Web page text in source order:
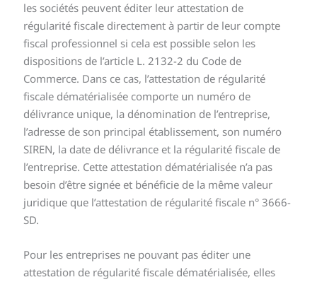
les sociétés peuvent éditer leur attestation de
régularité fiscale directement à partir de leur compte
fiscal professionnel si cela est possible selon les
dispositions de l’article L. 2132-2 du Code de
Commerce. Dans ce cas, l’attestation de régularité
fiscale dématérialisée comporte un numéro de
délivrance unique, la dénomination de l’entreprise,
l’adresse de son principal établissement, son numéro
SIREN, la date de délivrance et la régularité fiscale de
l’entreprise. Cette attestation dématérialisée n’a pas
besoin d’être signée et bénéficie de la même valeur
juridique que l’attestation de régularité fiscale n° 3666-
SD.
Pour les entreprises ne pouvant pas éditer une
attestation de régularité fiscale dématérialisée, elles